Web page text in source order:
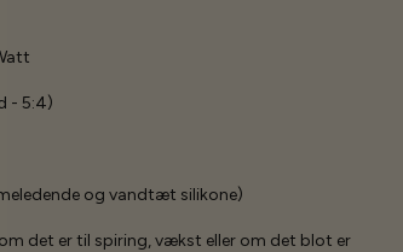
- 5:4)
og vandtæt silikone)
det er til spiring, vækst eller om det blot er